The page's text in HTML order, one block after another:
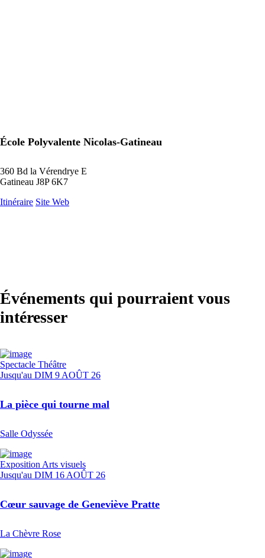
École Polyvalente Nicolas-Gatineau
360 Bd la Vérendrye E
Gatineau J8P 6K7
Itinéraire Site Web
Événements qui pourraient vous
intéresser
Spectacle Théâtre
Jusqu'au DIM 9 AOÛT 26
La pièce qui tourne mal
Salle Odyssée
Exposition Arts visuels
Jusqu'au DIM 16 AOÛT 26
Cœur sauvage de Geneviève Pratte
La Chèvre Rose